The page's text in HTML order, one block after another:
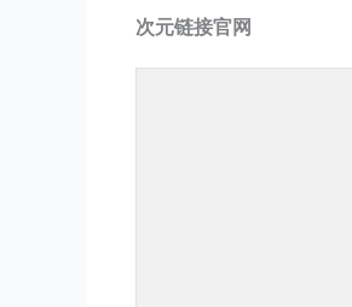
次元链接官网